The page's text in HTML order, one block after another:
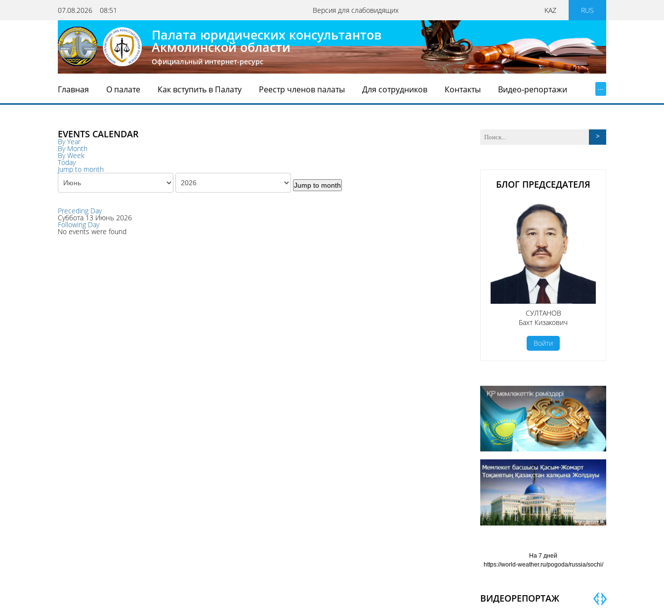
07.08.2026 08:51 Версия для слабовидящих KAZ RUS
Палата юридических консультантов
Акмолинской области
Официальный интернет-ресурс
Главная О палате Как вступить в Палату Реестр членов палаты Для сотрудников Контакты Видео-репортажи ...
EVENTS CALENDAR
By Year
By Month
By Week
Today
Jump to month
Jump to month
Preceding Day
Суббота 13 Июнь 2026
Following Day
No events were found
БЛОГ ПРЕДСЕДАТЕЛЯ
СУЛТАНОВ
Бахт Кизакович
Войти
На 7 дней
https://world-weather.ru/pogoda/russia/sochi/
ВИДЕОРЕПОРТАЖ